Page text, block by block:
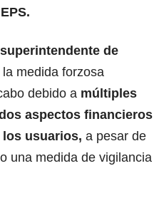
superintendente de
la medida forzosa
debido a múltiples
aspectos financieros
usuarios, a pesar de
una medida de vigilancia